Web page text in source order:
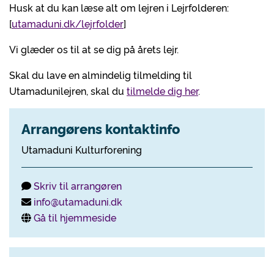
Husk at du kan læse alt om lejren i Lejrfolderen:
[utamaduni.dk/lejrfolder]
Vi glæder os til at se dig på årets lejr.
Skal du lave en almindelig tilmelding til
Utamadunilejren, skal du tilmelde dig her.
Arrangørens kontaktinfo
Utamaduni Kulturforening
Skriv til arrangøren
info@utamaduni.dk
Gå til hjemmeside